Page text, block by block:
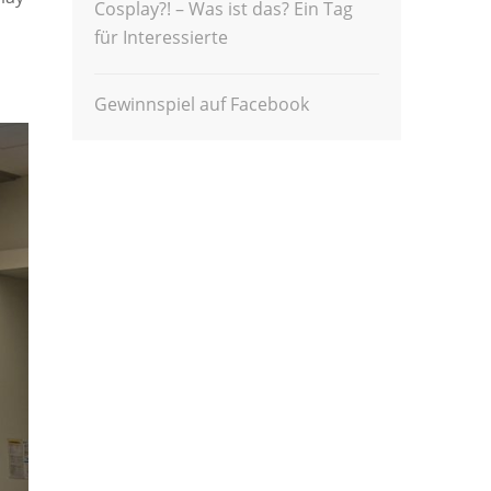
Cosplay?! – Was ist das? Ein Tag
für Interessierte
Gewinnspiel auf Facebook